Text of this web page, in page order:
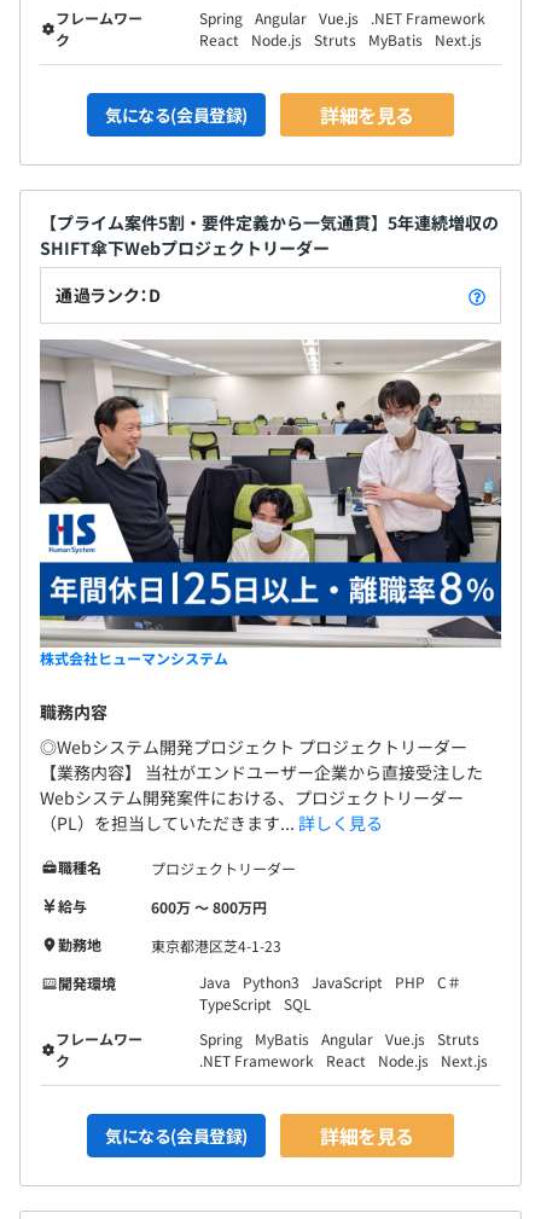
フレームワー
ク
Spring Angular Vue.js
.NET Framework
React
Node.js Struts MyBatis Next.js
気になる(会員登録) 詳細を見る
【プライム案件5割・要件定義から一気通貫】5年連続増収の
SHIFT傘下Webプロジェクトリーダー
通過ランク：D
株式会社ヒューマンシステム
職務内容
◎Webシステム開発プロジェクト プロジェクトリーダー
【業務内容】 当社がエンドユーザー企業から直接受注した
Webシステム開発案件における、プロジェクトリーダー
（PL）を担当していただきます... 詳しく見る
職種名
プロジェクトリーダー
給与
600万 〜 800万円
勤務地
東京都港区芝4-1-23
開発環境
Java Python3 JavaScript PHP
C＃
TypeScript
SQL
フレームワー
ク
Spring MyBatis Angular Vue.js Struts
.NET Framework
React Node.js Next.js
気になる(会員登録) 詳細を見る